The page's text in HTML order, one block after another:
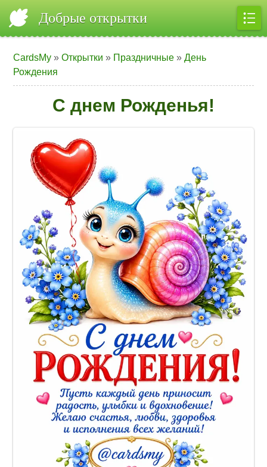
Добрые открытки
CardsMy »Открытки » Праздничные »День
Рождения
С днем Рожденья!